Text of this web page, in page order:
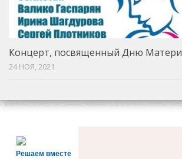
Концерт, посвященный Дню Матери
24 НОЯ, 2021
Решаем вместе